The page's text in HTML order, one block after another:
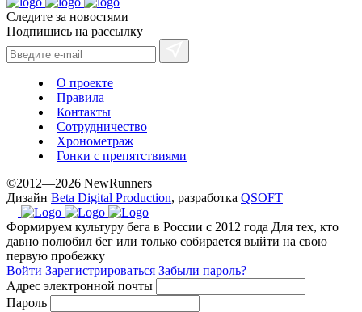
Следите за новостями
Подпишись на рассылку
О проекте
Правила
Контакты
Сотрудничество
Хронометраж
Гонки с препятствиями
©2012—2026 NewRunners
Дизайн Beta Digital Production, разработка QSOFT
Формируем культуру бега в России с 2012 года Для тех, кто
давно полюбил бег или только собирается выйти на свою
первую пробежку
Войти Зарегистрироваться Забыли пароль?
Адрес электронной почты
Пароль